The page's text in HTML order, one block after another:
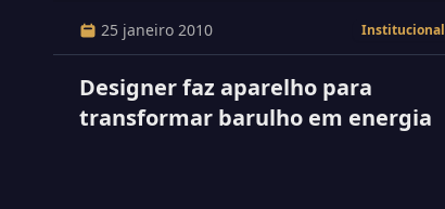
25 janeiro 2010 Institucional
Designer faz aparelho para
transformar barulho em energia